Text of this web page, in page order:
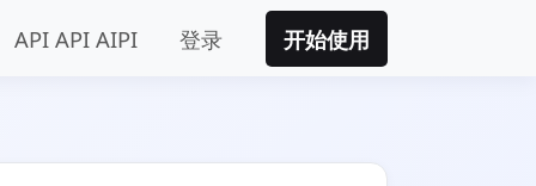
API API AIPI 登录 开始使用